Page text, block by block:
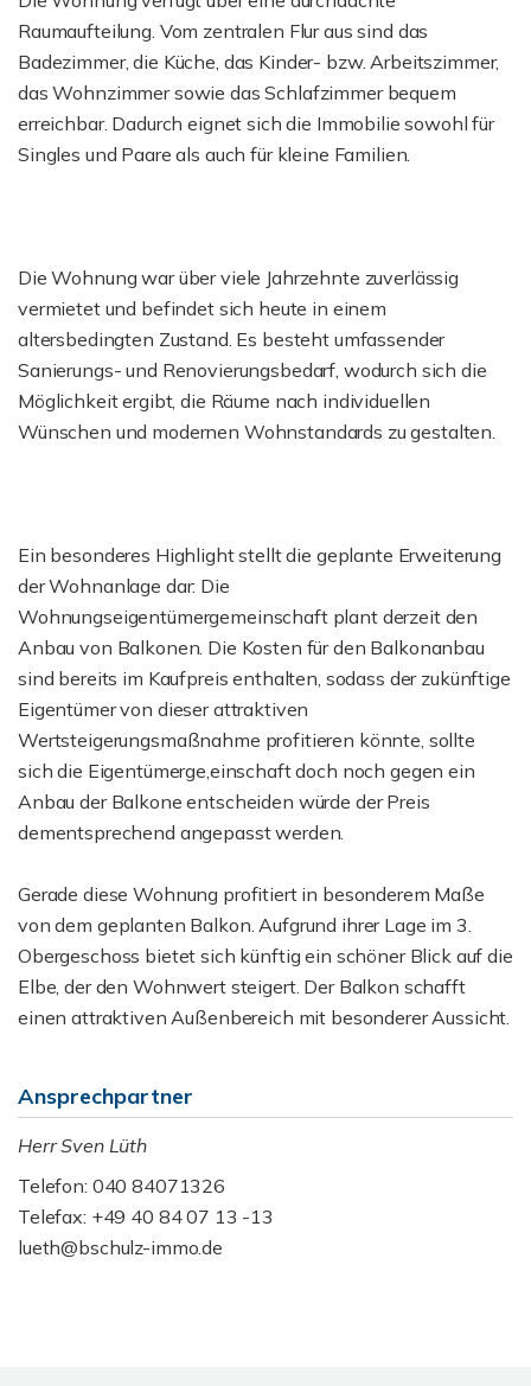
Raumaufteilung. Vom zentralen Flur aus sind das
Badezimmer, die Küche, das Kinder- bzw. Arbeitszimmer,
das Wohnzimmer sowie das Schlafzimmer bequem
erreichbar. Dadurch eignet sich die Immobilie sowohl für
Singles und Paare als auch für kleine Familien.
Die Wohnung war über viele Jahrzehnte zuverlässig
vermietet und befindet sich heute in einem
altersbedingten Zustand. Es besteht umfassender
Sanierungs- und Renovierungsbedarf, wodurch sich die
Möglichkeit ergibt, die Räume nach individuellen
Wünschen und modernen Wohnstandards zu gestalten.
Ein besonderes Highlight stellt die geplante Erweiterung
der Wohnanlage dar: Die
Wohnungseigentümergemeinschaft plant derzeit den
Anbau von Balkonen. Die Kosten für den Balkonanbau
sind bereits im Kaufpreis enthalten, sodass der zukünftige
Eigentümer von dieser attraktiven
Wertsteigerungsmaßnahme profitieren könnte, sollte
sich die Eigentümerge,einschaft doch noch gegen ein
Anbau der Balkone entscheiden würde der Preis
dementsprechend angepasst werden.
Gerade diese Wohnung profitiert in besonderem Maße
von dem geplanten Balkon. Aufgrund ihrer Lage im 3.
Obergeschoss bietet sich künftig ein schöner Blick auf die
Elbe, der den Wohnwert steigert. Der Balkon schafft
einen attraktiven Außenbereich mit besonderer Aussicht.
Ansprechpartner
Herr Sven Lüth
Telefon: 040 84071326
Telefax: +49 40 84 07 13 -13
lueth@bschulz-immo.de